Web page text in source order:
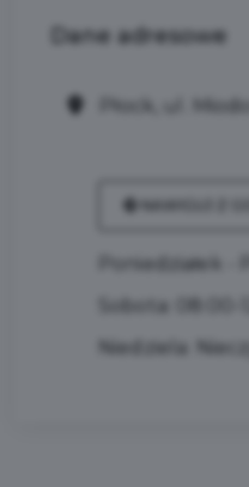
Dane adresowe
Płock, ul.
Poniedziałek -
Sobota: 08:00-
Niedziela: